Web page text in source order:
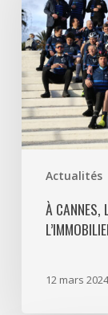
Actualités
Les
Cycles
de
l’Immobilier
franchit
sa
8e
ligne
d’arrivée
À CANNES,
12 mars 2024